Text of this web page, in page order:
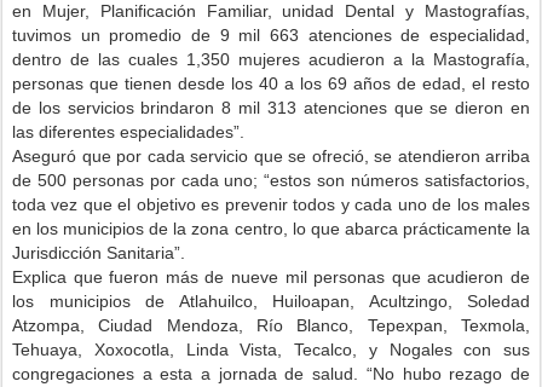
en Mujer, Planificación Familiar, unidad Dental y Mastografías,
tuvimos un promedio de 9 mil 663 atenciones de especialidad,
dentro de las cuales 1,350 mujeres acudieron a la Mastografía,
personas que tienen desde los 40 a los 69 años de edad, el resto
de los servicios brindaron 8 mil 313 atenciones que se dieron en
las diferentes especialidades”.
Aseguró que por cada servicio que se ofreció, se atendieron arriba
de 500 personas por cada uno; “estos son números satisfactorios,
toda vez que el objetivo es prevenir todos y cada uno de los males
en los municipios de la zona centro, lo que abarca prácticamente la
Jurisdicción Sanitaria”.
Explica que fueron más de nueve mil personas que acudieron de
los municipios de Atlahuilco, Huiloapan, Acultzingo, Soledad
Atzompa, Ciudad Mendoza, Río Blanco, Tepexpan, Texmola,
Tehuaya, Xoxocotla, Linda Vista, Tecalco, y Nogales con sus
congregaciones a esta a jornada de salud. “No hubo rezago de